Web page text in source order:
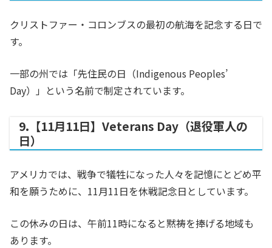
クリストファー・コロンブスの最初の航海を記念する日で
す。
一部の州では「先住民の日（Indigenous Peoples’
Day）」という名前で制定されています。
9.【11月11日】Veterans Day（退役軍人の
日）
アメリカでは、戦争で犠牲になった人々を記憶にとどめ平
和を願うために、11月11日を休戦記念日としています。
この休みの日は、午前11時になると黙祷を捧げる地域も
あります。